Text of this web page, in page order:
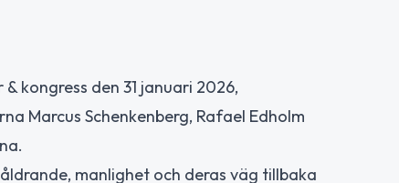
kongress den 31 januari 2026,
Marcus Schenkenberg, Rafael Edholm
manlighet och deras väg tillbaka